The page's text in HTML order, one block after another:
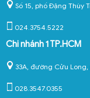
Số 15, phố Đặng Thùy
024.3754.5222
Chi nhánh 1 TP.HCM
33A, đường Cửu Long,
028.3547.0355